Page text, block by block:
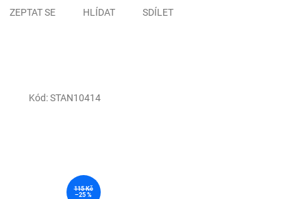
ZEPTAT SE HLÍDAT SDÍLET
115 Kč
–25 %
Kód:STAN10414